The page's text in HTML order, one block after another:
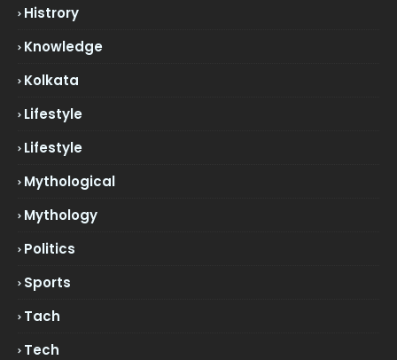
Histrory
Knowledge
Kolkata
Lifestyle
Lifestyle
Mythological
Mythology
Politics
Sports
Tach
Tech